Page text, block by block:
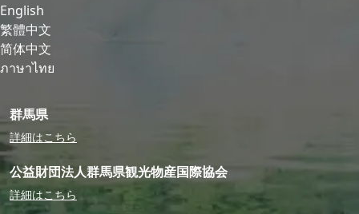
English
繁體中文
简体中文
ภาษาไทย
群馬県
詳細はこちら
公益財団法人群馬県観光物産国際協会
詳細はこちら